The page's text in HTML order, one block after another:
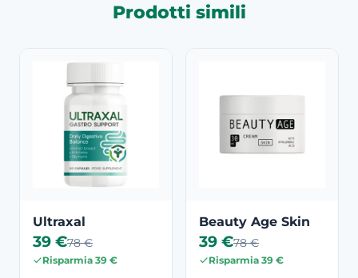
Prodotti simili
Ultraxal
39 €78 €
Risparmia 39 €
Beauty Age Skin
39 €78 €
Risparmia 39 €